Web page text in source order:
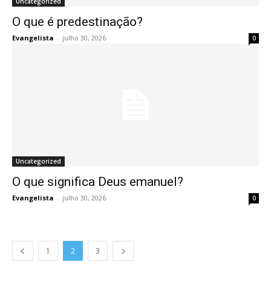
O que é predestinação?
Evangelista - julho 30, 2026 0
Uncategorized
O que significa Deus emanuel?
Evangelista - julho 30, 2026 0
1 2 3